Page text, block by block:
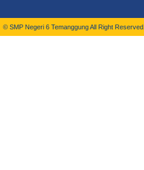
© SMP Negeri 6 Temanggung All Right Reserved.